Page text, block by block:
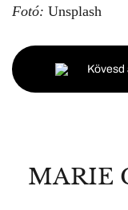
Fotó: Unsplash
Kövesd
MARIE